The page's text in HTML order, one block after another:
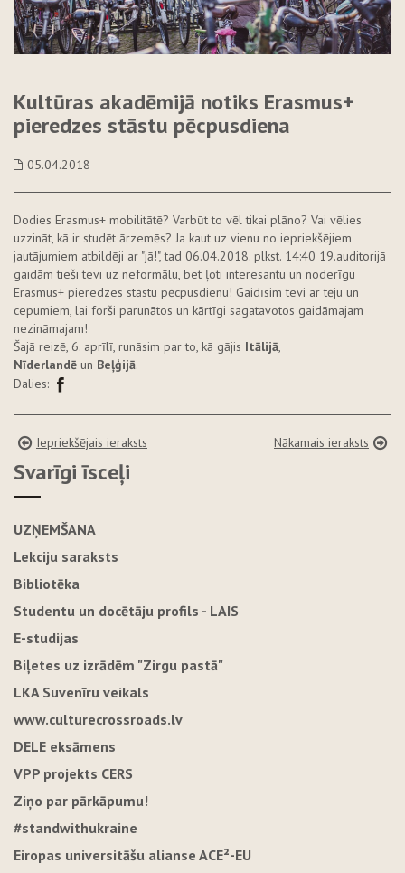
Kultūras akadēmijā notiks Erasmus+
pieredzes stāstu pēcpusdiena
05.04.2018
Dodies Erasmus+ mobilitātē? Varbūt to vēl tikai plāno? Vai vēlies
uzzināt, kā ir studēt ārzemēs? Ja kaut uz vienu no iepriekšējiem
jautājumiem atbildēji ar "jā!", tad 06.04.2018. plkst. 14:40 19.auditorijā
gaidām tieši tevi uz neformālu, bet ļoti interesantu un noderīgu
Erasmus+ pieredzes stāstu pēcpusdienu! Gaidīsim tevi ar tēju un
cepumiem, lai forši parunātos un kārtīgi sagatavotos gaidāmajam
nezināmajam!
Šajā reizē, 6. aprīlī, runāsim par to, kā gājis Itālijā,
Nīderlandē un Beļģijā.
Dalies:
Iepriekšējais ieraksts Nākamais ieraksts
Svarīgi īsceļi
UZŅEMŠANA
Lekciju saraksts
Bibliotēka
Studentu un docētāju profils - LAIS
E-studijas
Biļetes uz izrādēm "Zirgu pastā"
LKA Suvenīru veikals
www.culturecrossroads.lv
DELE eksāmens
VPP projekts CERS
Ziņo par pārkāpumu!
#standwithukraine
Eiropas universitāšu alianse ACE²-EU